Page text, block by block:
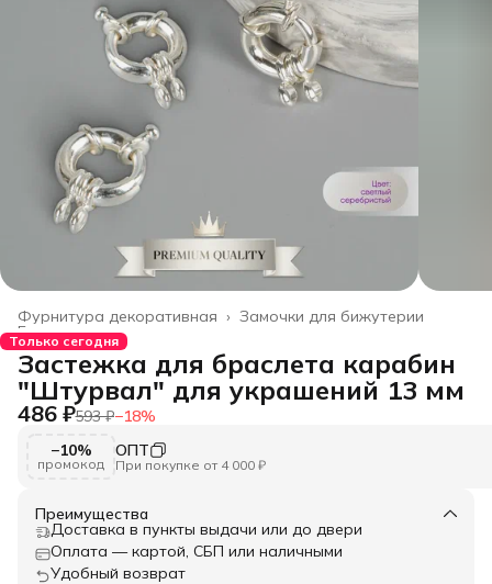
Замочки для бижутерии
Фурнитура декоративная ›
Главная ›
Только сегодня
Застежка для браслета карабин
"Штурвал" для украшений 13 мм
486 ₽593 ₽−18%
−10%
промокод
ОПТ
При покупке от 4 000 ₽
Преимущества
Доставка в пункты выдачи или до двери
Оплата — картой, СБП или наличными
Удобный возврат